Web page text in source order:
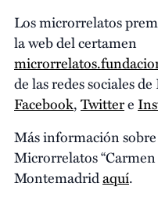
Los microrrelatos
la web del certamen
de las redes sociales
Facebook,Twittere
Más información
Microrrelatos
Montemadridaquí.